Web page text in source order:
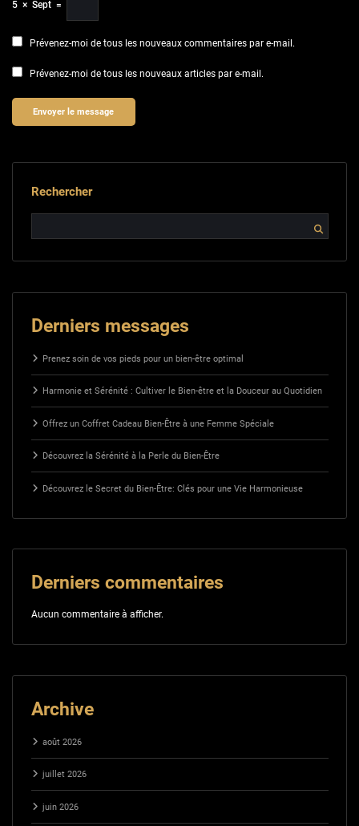
5 × Sept =
Prévenez-moi de tous les nouveaux commentaires par e-mail.
Prévenez-moi de tous les nouveaux articles par e-mail.
Rechercher
Derniers messages
Prenez soin de vos pieds pour un bien-être optimal
Harmonie et Sérénité : Cultiver le Bien-être et la Douceur au Quotidien
Offrez un Coffret Cadeau Bien-Être à une Femme Spéciale
Découvrez la Sérénité à la Perle du Bien-Être
Découvrez le Secret du Bien-Être: Clés pour une Vie Harmonieuse
Derniers commentaires
Aucun commentaire à afficher.
Archive
août 2026
juillet 2026
juin 2026